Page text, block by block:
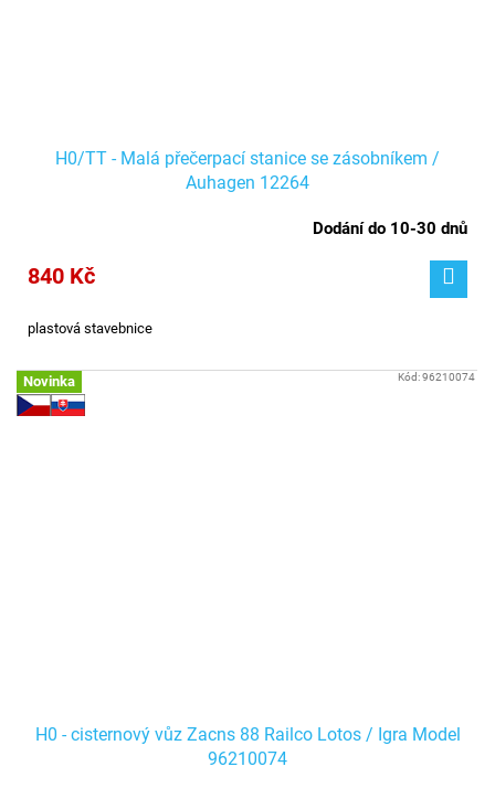
H0/TT - Malá přečerpací stanice se zásobníkem /
Auhagen 12264
Dodání do 10-30 dnů
840 Kč
plastová stavebnice
Novinka
H0 - cisternový vůz Zacns 88 Railco Lotos / Igra Model
96210074
Kód:96210074